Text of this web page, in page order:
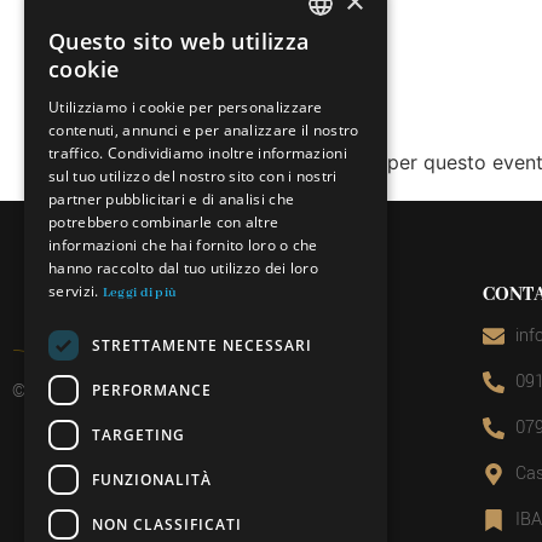
Le prenotazioni sono chiuse per questo
© 2026 Miniera d’oro di Sessa
GERMAN
ENGLISH
Questo sito web utilizza
cookie
Utilizziamo i cookie per personalizzare
contenuti, annunci e per analizzare il nostro
traffico. Condividiamo inoltre informazioni
sul tuo utilizzo del nostro sito con i nostri
partner pubblicitari e di analisi che
potrebbero combinarle con altre
informazioni che hai fornito loro o che
hanno raccolto dal tuo utilizzo dei loro
servizi. Leggi di più
STRETTAMENTE NECESSARI
PERFORMANCE
TARGETING
FUNZIONALITÀ
NON CLASSIFICATI